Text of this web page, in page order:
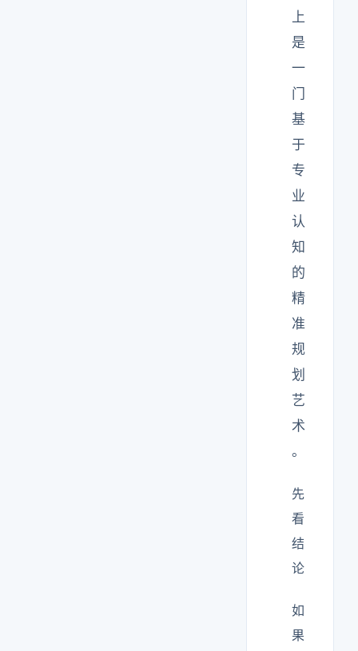
上
是
一
门
基
于
专
业
认
知
的
精
准
规
划
艺
术
。
先
看
结
论
如
果